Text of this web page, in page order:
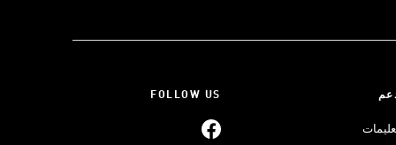
FOLLOW US